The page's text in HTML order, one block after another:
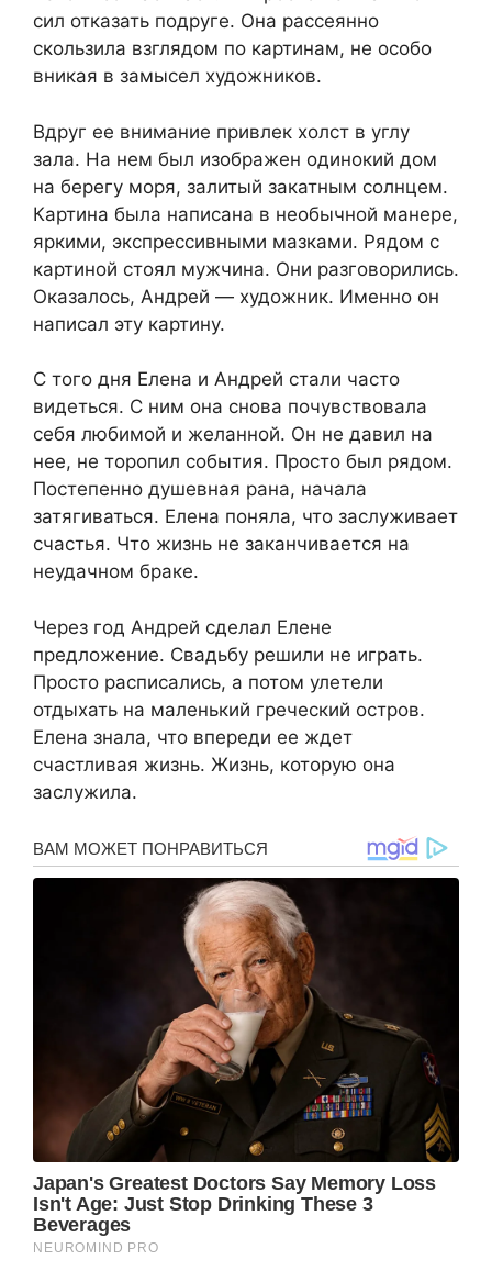
сил отказать подруге. Она рассеянно
скользила взглядом по картинам, не особо
вникая в замысел художников.
Вдруг ее внимание привлек холст в углу
зала. На нем был изображен одинокий дом
на берегу моря, залитый закатным солнцем.
Картина была написана в необычной манере,
яркими, экспрессивными мазками. Рядом с
картиной стоял мужчина. Они разговорились.
Оказалось, Андрей — художник. Именно он
написал эту картину.
С того дня Елена и Андрей стали часто
видеться. С ним она снова почувствовала
себя любимой и желанной. Он не давил на
нее, не торопил события. Просто был рядом.
Постепенно душевная рана, начала
затягиваться. Елена поняла, что заслуживает
счастья. Что жизнь не заканчивается на
неудачном браке.
Через год Андрей сделал Елене
предложение. Свадьбу решили не играть.
Просто расписались, а потом улетели
отдыхать на маленький греческий остров.
Елена знала, что впереди ее ждет
счастливая жизнь. Жизнь, которую она
заслужила.